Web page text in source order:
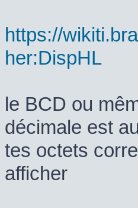
https://
her:DispHL
le BCD ou
décimale est
tes octets
afficher